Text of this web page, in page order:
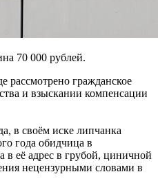
70 000 рублей.
рассмотрено гражданское
и взыскании компенсации
в своём иске липчанка
года обидчица в
в её адрес в грубой, циничной
нецензурными словами в